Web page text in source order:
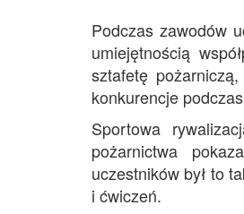
Podczas zawodów
umiejętnością
sztafetę
konkurencje
Sportowa
pożarnictwa
uczestników był to
i ćwiczeń.